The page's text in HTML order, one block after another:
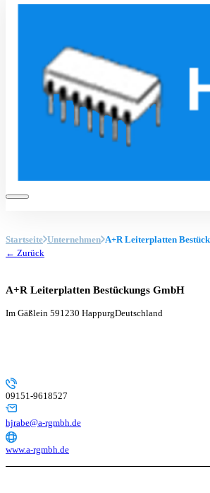
Startseite Unternehmen A+R Leiterplatten
← Zurück
A+R Leiterplatten Bestückungs GmbH
Im Gäßlein 591230 HappurgDeutschland
09151-9618527
hjrabe@a-rgmbh.de
www.a-rgmbh.de